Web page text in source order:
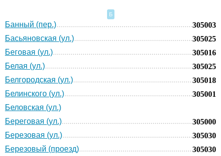
Б
Банный (пер.)
305003
Басьяновская (ул.)
305025
Беговая (ул.)
305016
Белая (ул.)
305025
Белгородская (ул.)
305018
Белинского (ул.)
305001
Беловская (ул.)
Береговая (ул.)
305000
Березовая (ул.)
305030
Березовый (проезд)
305030